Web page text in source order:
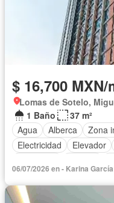
$ 16,700 MXN/
Lomas de Sotelo,
1 Baño
37 m²
Agua
Alberca Zona
Electricidad
Elevador
Permite mascotas
Sin
06/07/2026 en - Karina